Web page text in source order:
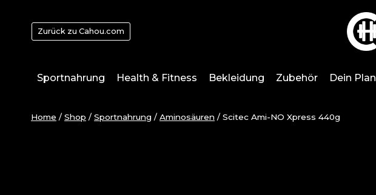
springen
Zurück zu Cahou.com
Sportnahrung Health & Fitness Bekleidung Zubehör Dein Plan
Home / Shop / Sportnahrung / Aminosäuren / Scitec Ami-NO Xpress 440g